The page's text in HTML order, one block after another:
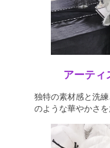
アーティ
独特の素材感と洗
のような華やかさ